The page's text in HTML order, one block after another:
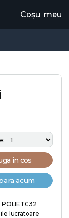
Coșul meu
in cos
acum
POLIET032
lucratoare